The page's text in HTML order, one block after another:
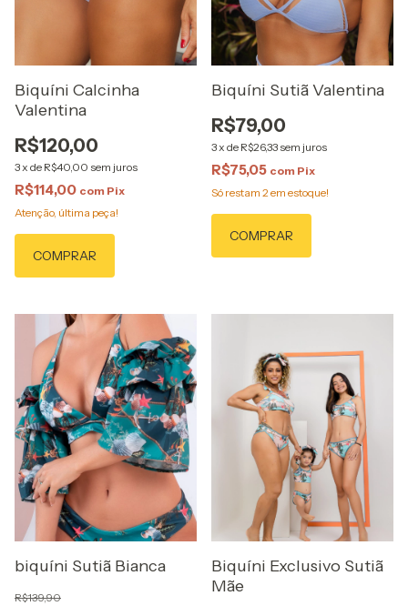
Biquíni Calcinha
Valentina
R$120,00
3 x de R$40,00 sem juros
R$114,00 com Pix
Atenção, última peça!
COMPRAR
Biquíni Sutiã Valentina
R$79,00
3 x de R$26,33 sem juros
R$75,05 com Pix
Só restam 2 em estoque!
COMPRAR
biquíni Sutiã Bianca
R$139,90
Biquíni Exclusivo Sutiã
Mãe